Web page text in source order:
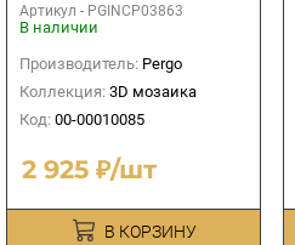
Артикул - PGINCP03863
В наличии
Производитель: Pergo
Коллекция: 3D мозаика
Код: 00-00010085
2 925 ₽/шт
В КОРЗИНУ